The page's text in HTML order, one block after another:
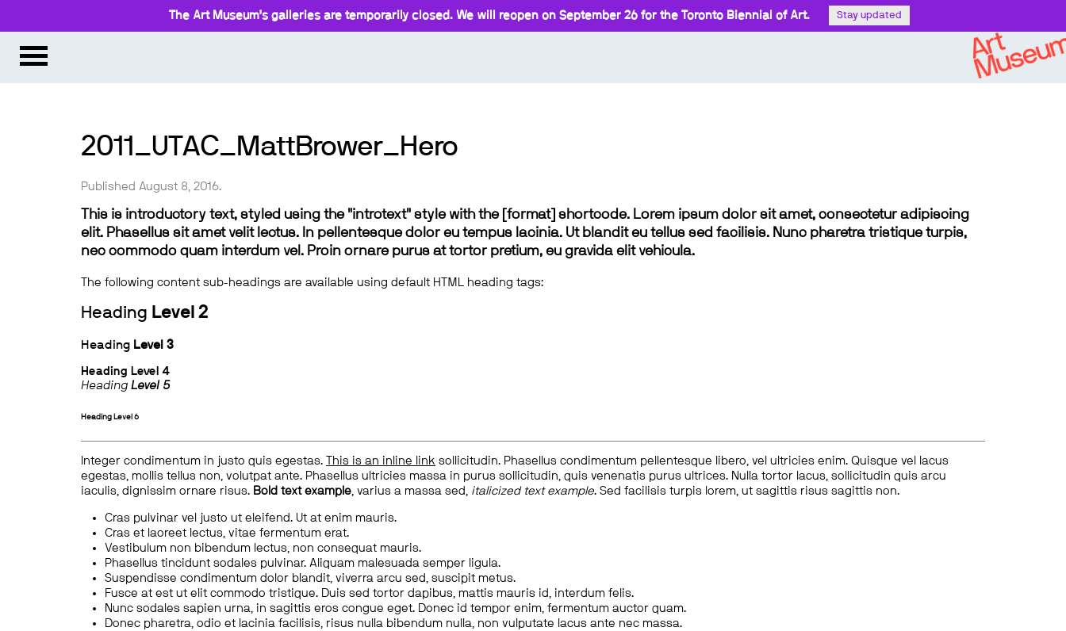
The Art Museum’s galleries are temporarily closed. We will reopen on September 26 for the Toronto Biennial of Art. Stay updated
2011_UTAC_MattBrower_Hero
Published August 8, 2016.
This is introductory text, styled using the "introtext" style with the [format] shortcode. Lorem ipsum dolor sit amet, consectetur adipiscing
elit. Phasellus sit amet velit lectus. In pellentesque dolor eu tempus lacinia. Ut blandit eu tellus sed facilisis. Nunc pharetra tristique turpis,
nec commodo quam interdum vel. Proin ornare purus at tortor pretium, eu gravida elit vehicula.
The following content sub-headings are available using default HTML heading tags:
Heading Level 2
Heading Level 3
Heading Level 4
Heading Level 5
Heading Level 6
Integer condimentum in justo quis egestas. This is an inline link sollicitudin. Phasellus condimentum pellentesque libero, vel ultricies enim. Quisque vel lacus
egestas, mollis tellus non, volutpat ante. Phasellus ultricies massa in purus sollicitudin, quis venenatis purus ultrices. Nulla tortor lacus, sollicitudin quis arcu
iaculis, dignissim ornare risus. Bold text example, varius a massa sed, italicized text example. Sed facilisis turpis lorem, ut sagittis risus sagittis non.
Cras pulvinar vel justo ut eleifend. Ut at enim mauris.
Cras et laoreet lectus, vitae fermentum erat.
Vestibulum non bibendum lectus, non consequat mauris.
Phasellus tincidunt sodales pulvinar. Aliquam malesuada semper ligula.
Suspendisse condimentum dolor blandit, viverra arcu sed, suscipit metus.
Fusce at est ut elit commodo tristique. Duis sed tortor dapibus, mattis mauris id, interdum felis.
Nunc sodales sapien urna, in sagittis eros congue eget. Donec id tempor enim, fermentum auctor quam.
Donec pharetra, odio et lacinia facilisis, risus nulla bibendum nulla, non vulputate lacus ante nec massa.